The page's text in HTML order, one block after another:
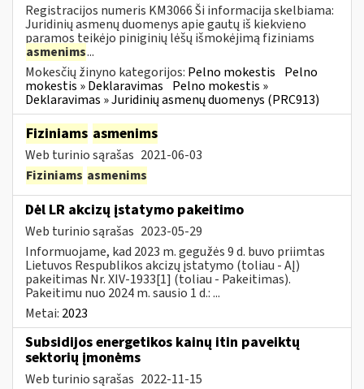
Registracijos numeris KM3066 Ši informacija skelbiama:
Juridinių asmenų duomenys apie gautų iš kiekvieno
paramos teikėjo piniginių lėšų išmokėjimą fiziniams
asmenims...
Mokesčių žinyno kategorijos: Pelno mokestis Pelno
mokestis » Deklaravimas Pelno mokestis »
Deklaravimas » Juridinių asmenų duomenys (PRC913)
Fiziniams asmenims
Web turinio sąrašas 2021-06-03
Fiziniams asmenims
Dėl LR akcizų įstatymo pakeitimo
Web turinio sąrašas 2023-05-29
Informuojame, kad 2023 m. gegužės 9 d. buvo priimtas
Lietuvos Respublikos akcizų įstatymo (toliau - AĮ)
pakeitimas Nr. XIV-1933[1] (toliau - Pakeitimas).
Pakeitimu nuo 2024 m. sausio 1 d.: ...
Metai: 2023
Subsidijos energetikos kainų itin paveiktų
sektorių įmonėms
Web turinio sąrašas 2022-11-15